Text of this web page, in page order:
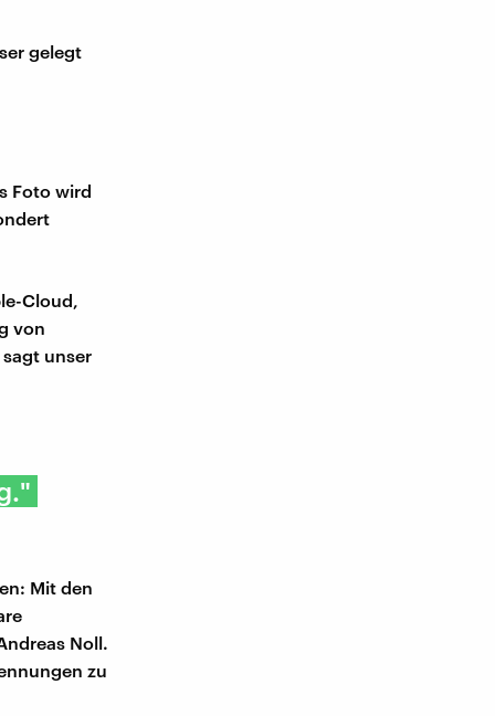
gelegt
Foto wird
Cloud,
von
unser
Mit den
Noll.
zu